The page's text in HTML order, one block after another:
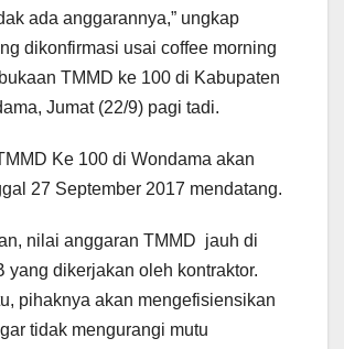
ada anggarannya,” ungkap
dikonfirmasi usai coffee morning
TMMD ke 100 di Kabupaten
Jumat (22/9) pagi tadi.
Ke 100 di Wondama akan
27 September 2017 mendatang.
nilai anggaran TMMD jauh di
yang dikerjakan oleh kontraktor.
pihaknya akan mengefisiensikan
tidak mengurangi mutu